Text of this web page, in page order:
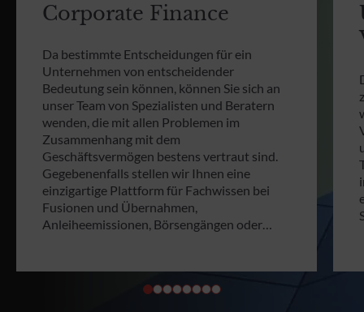
Corporate Finance
Da bestimmte Entscheidungen für ein
Unternehmen von entscheidender
Bedeutung sein können, können Sie sich an
unser Team von Spezialisten und Beratern
wenden, die mit allen Problemen im
Zusammenhang mit dem
Geschäftsvermögen bestens vertraut sind.
Gegebenenfalls stellen wir Ihnen eine
einzigartige Plattform für Fachwissen bei
Fusionen und Übernahmen,
Anleiheemissionen, Börsengängen oder…